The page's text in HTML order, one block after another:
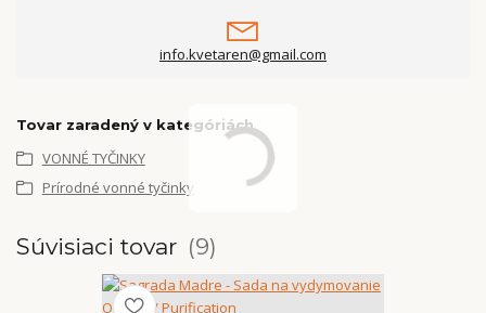
info.kvetaren@gmail.com
Tovar zaradený v kategóriách
VONNÉ TYČINKY
Prírodné vonné tyčinky
Súvisiaci tovar 9